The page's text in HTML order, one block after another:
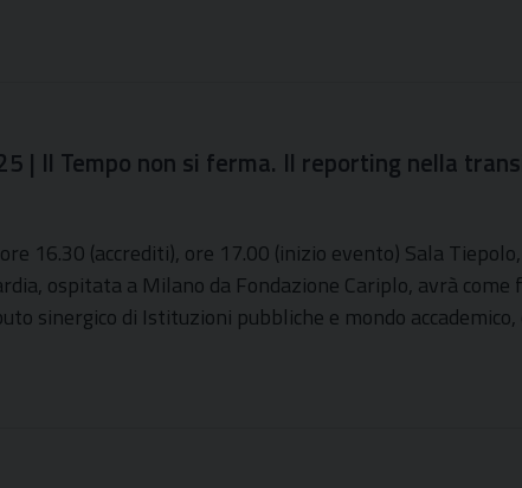
| Il Tempo non si ferma. Il reporting nella
16.30 (accrediti), ore 17.00 (inizio evento) Sala
ospitata a Milano da Fondazione Cariplo, avrà
sinergico di Istituzioni pubbliche e mondo